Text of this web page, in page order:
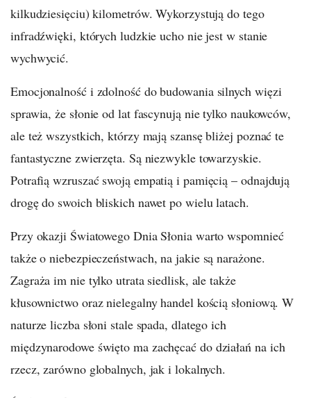
kilkudziesięciu) kilometrów. Wykorzystują do tego
infradźwięki, których ludzkie ucho nie jest w stanie
wychwycić.
Emocjonalność i zdolność do budowania silnych więzi
sprawia, że słonie od lat fascynują nie tylko naukowców,
ale też wszystkich, którzy mają szansę bliżej poznać te
fantastyczne zwierzęta. Są niezwykle towarzyskie.
Potrafią wzruszać swoją empatią i pamięcią – odnajdują
drogę do swoich bliskich nawet po wielu latach.
Przy okazji Światowego Dnia Słonia warto wspomnieć
także o niebezpieczeństwach, na jakie są narażone.
Zagraża im nie tylko utrata siedlisk, ale także
kłusownictwo oraz nielegalny handel kością słoniową. W
naturze liczba słoni stale spada, dlatego ich
międzynarodowe święto ma zachęcać do działań na ich
rzecz, zarówno globalnych, jak i lokalnych.